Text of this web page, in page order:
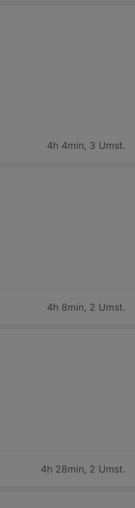
4h 4min, 3 Umst.
4h 8min, 2 Umst.
4h 28min, 2 Umst.